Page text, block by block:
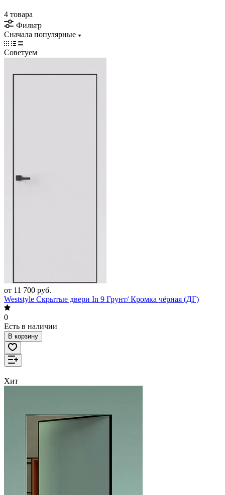
4 товара
Фильтр
Сначала популярные
Советуем
от 11 700 руб.
Weststyle Скрытые двери In 9 Грунт/ Кромка чёрная (ДГ)
0
Есть в наличии
В корзину
Хит